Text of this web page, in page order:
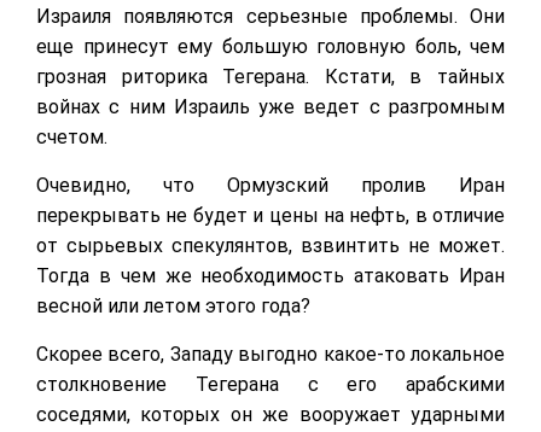
Израиля появляются серьезные проблемы. Они
еще принесут ему большую головную боль, чем
грозная риторика Тегерана. Кстати, в тайных
войнах с ним Израиль уже ведет с разгромным
счетом.
Очевидно, что Ормузский пролив Иран
перекрывать не будет и цены на нефть, в отличие
от сырьевых спекулянтов, взвинтить не может.
Тогда в чем же необходимость атаковать Иран
весной или летом этого года?
Скорее всего, Западу выгодно какое-то локальное
столкновение Тегерана с его арабскими
соседями, которых он же вооружает ударными